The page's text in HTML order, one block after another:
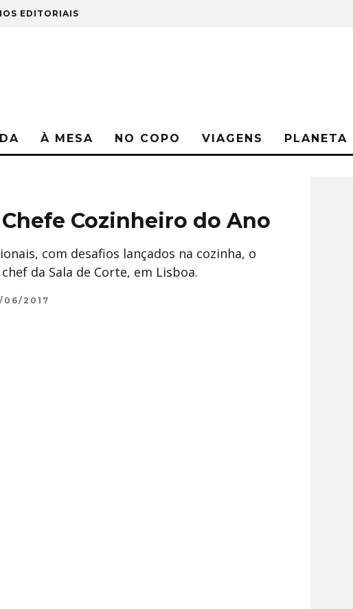
EDITORIAIS
À MESA NO COPO VIAGENS PLANETA
Cozinheiro do Ano
com desafios lançados na cozinha, o
da Sala de Corte, em Lisboa.
06/2017